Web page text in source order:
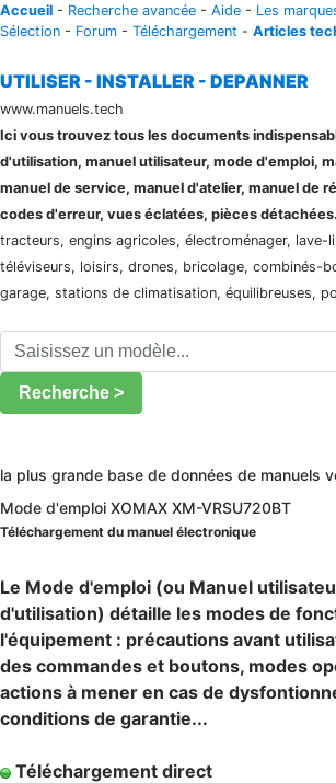
Accueil - Recherche avancée - Aide - Les
Sélection - Forum - Téléchargement - Articles
UTILISER - INSTALLER - DEPANNER
www.manuels.tech
Ici vous trouvez tous les documents
d'utilisation, manuel utilisateur, mode d'emploi,
manuel de service, manuel d'atelier, manuel de
codes d'erreur, vues éclatées, pièces
tracteurs, engins agricoles, électroménager,
téléviseurs, loisirs, drones, bricolage, combinés-
garage, stations de climatisation, équilibreuses,
Recherche >
la plus grande base de données de manuels
Mode d'emploi XOMAX XM-VRSU720BT
Téléchargement du manuel électronique
Le Mode d'emploi (ou Manuel
d'utilisation) détaille les modes de
l'équipement : précautions avant
des commandes et boutons, modes
actions à mener en cas de
conditions de garantie...
Téléchargement direct